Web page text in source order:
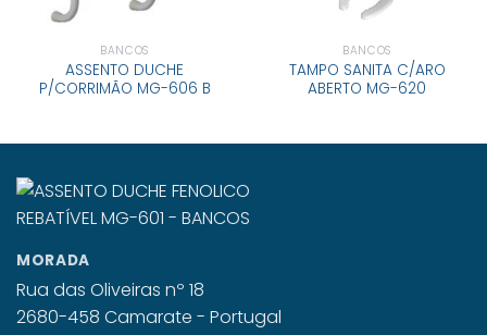
BANCOS
ASSENTO DUCHE
P/CORRIMÃO MG-606 B
BANCOS
TAMPO SANITA C/ARO
ABERTO MG-620
MORADA
Rua das Oliveiras nº 18
2680-458 Camarate - Portugal